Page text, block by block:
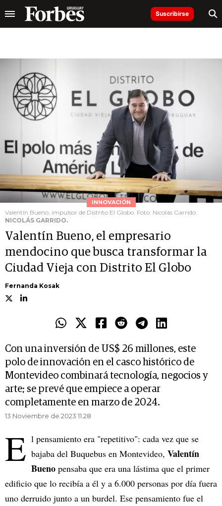
Suscribirse
INNOVACIÓN
Valentín Bueno, impulsor de Distrito El Globo. Foto: Nicolás Garrido.
NICOLÁS GARRIDO.
Valentín Bueno, el empresario
mendocino que busca transformar la
Ciudad Vieja con Distrito El Globo
Fernanda Kosak
Con una inversión de US$ 26 millones, este
polo de innovación en el casco histórico de
Montevideo combinará tecnología, negocios y
arte; se prevé que empiece a operar
completamente en marzo de 2024.
13 Noviembre de 2023 11.28
E l pensamiento era "repetitivo": cada vez que se
bajaba del Buquebus en Montevideo, Valentín
Bueno pensaba que era una lástima que el primer
edificio que lo recibía a él y a 6.000 personas por día fuera
uno derruido junto a un burdel. Ese pensamiento fue el